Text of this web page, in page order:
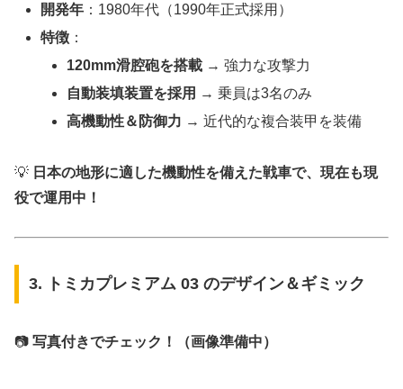
開発年 ：1980年代（1990年正式採用）
特徴 ：
120mm滑腔砲を搭載 → 強力な攻撃力
自動装填装置を採用 → 乗員は3名のみ
高機動性＆防御力 → 近代的な複合装甲を装備
💡 日本の地形に適した機動性を備えた戦車で、現在も現
役で運用中！
3. トミカプレミアム 03 のデザイン＆ギミック
📷 写真付きでチェック！（画像準備中）